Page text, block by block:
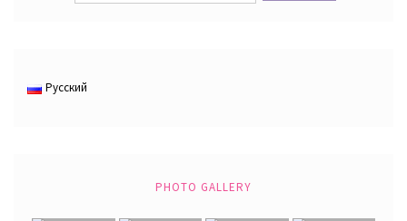
Русский
PHOTO GALLERY